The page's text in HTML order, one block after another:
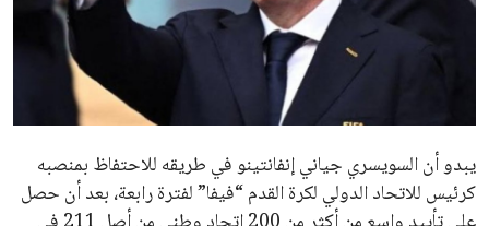
عمر إبراهيم
مستثمر هندي بريطاني يسعى لامتلاك حصة
عمر إبراهيم 22 يوليو 2026